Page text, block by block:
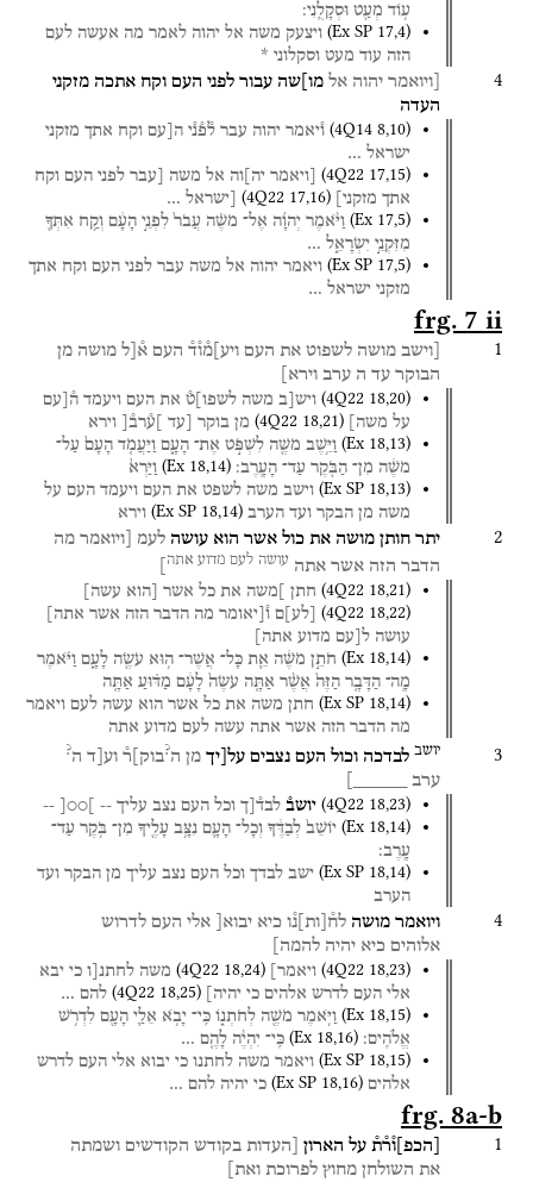
ע֥וֹד מְעַ֖ט וּסְקָלֻֽנִי׃
(Ex SP 17,4) ויצעק משה אל יהוה לאמר מה אעשה לעם
הזה עוד מעט וסקלוני *
4 [ויואמר יהוה אל מו]שה עבור לפני העם וקח אתכה מזקני
העדה
(4Q14 8,10) ו֯יאמר יהוה עבר ל֯פ֯נ֯י ה[עם וקח אתך מזקני
ישראל …
(4Q22 17,15) [ויאמר יה]וה אל משה [עבר לפני העם וקח
אתך מזקני] (4Q22 17,16) [ישראל …
(Ex 17,5) וַיֹּ֨אמֶר יְהוָ֜ה אֶל־ מֹשֶׁ֗ה עֲבֹר֙ לִפְנֵ֣י הָעָ֔ם וְקַ֥ח אִתְּךָ֖
מִזִּקְנֵ֣י יִשְׂרָאֵ֑ל …
(Ex SP 17,5) ויאמר יהוה אל משה עבר לפני העם וקח אתך
מזקני ישראל …
frg. 7 ii
1 [וישב מושה לשפוט את העם ויע]מ֯ו֯ד֯ העם א֯[ל מושה מן
הבוקר עד ה ערב וירא]
(4Q22 18,20) ויש[ב משה לשפו]ט֯ את העם ויעמד ה֯[עם
על משה] (4Q22 18,21) מן בוקר [עד ]ע֯רב֯[ וירא
(Ex 18,13) וַיֵּ֥שֶׁב מֹשֶׁ֖ה לִשְׁפֹּ֣ט אֶת־ הָעָ֑ם וַיַּעֲמֹ֤ד הָעָם֙ עַל־
מֹשֶׁ֔ה מִן־ הַבֹּ֖קֶר עַד־ הָעָֽרֶב׃ (Ex 18,14) וַיַּרְא֙
(Ex SP 18,13) וישב משה לשפט את העם ויעמד העם על
משה מן הבקר ועד הערב (Ex SP 18,14) וירא
2 יתר חותן מושה את כול אשר הוא עושה לעמ [ויואמר מה
הדבר הזה אשר אתה עושה לעם מדוע אתה
(4Q22 18,21) חתן ]משה את כל אשר [הוא עשה]
(4Q22 18,22) לע ם ו֯[יאומר מה הדבר הזה אשר אתה]
עושה ל[עם מדוע אתה]
(Ex 18,14) חֹתֵ֣ן מֹשֶׁ֔ה אֵ֛ת כָּל־ אֲשֶׁר־ ה֥וּא עֹשֶׂ֖ה לָעָ֑ם וַיֹּ֗אמֶר
מָֽה־ הַדָּבָ֤ר הַזֶּה֙ אֲשֶׁ֨ר אַתָּ֤ה עֹשֶׂה֙ לָעָ֔ם מַדּ֗וּעַ אַתָּ֤ה
(Ex SP 18,14) חתן משה את כל אשר הוא עשה לעם ויאמר
מה הדבר הזה אשר אתה עשה לעם מדוע אתה
3 יושב לבדכה וכול העם נצבים על[יך מן ה?בוק]ר֯ וע[ד ה?
ערב
(4Q22 18,23) יושב֯ לבד֯[ך וכל העם נצב עליך --
]○○[
--
(Ex 18,14) יוֹשֵׁב֙ לְבַדֶּ֔ךָ וְכָל־ הָעָ֛ם נִצָּ֥ב עָלֶ֖יךָ מִן־ בֹּ֥קֶר עַד־
עָֽרֶב׃
(Ex SP 18,14) ישב לבדך וכל העם נצב עליך מן הבקר ועד
הערב
4 ויואמר מושה לח֯ ות נ֯ו כיא יבוא[ אלי העם לדרוש
אלוהים כיא יהיה להמה]
(4Q22 18,23) ויאמר] (4Q22 18,24) משה לחתנ[ו כי יבא
אלי העם לדרש אלהים כי יהיה] (4Q22 18,25) להם …
(Ex 18,15) וַיֹּ֥אמֶר מֹשֶׁ֖ה לְחֹתְנ֑וֹ כִּֽי־ יָבֹ֥א אֵלַ֛י הָעָ֖ם לִדְרֹ֥שׁ
אֱלֹהִֽים׃
(Ex 18,16) כִּֽי־ יִהְיֶ֨ה לָהֶ֤ם …
(Ex SP 18,15) ויאמר משה לחתנו כי יבוא אלי העם לדרש
אלהים
(Ex SP 18,16) כי יהיה להם …
frg. 8a-b
1 הכפ ו֯ר֯ת֯ על הארון [העדות בקודש הקודשים ושמתה
את השולחן מחוץ לפרוכת ואת]